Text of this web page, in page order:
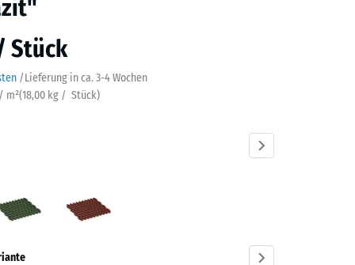
Stück
/Lieferung in ca. 3-4 Wochen
m²(18,00 kg / Stück)